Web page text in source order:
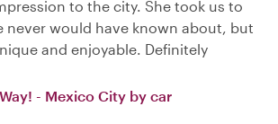
to the city. She took us to
never would have known about, but
and enjoyable. Definitely
- Mexico City by car